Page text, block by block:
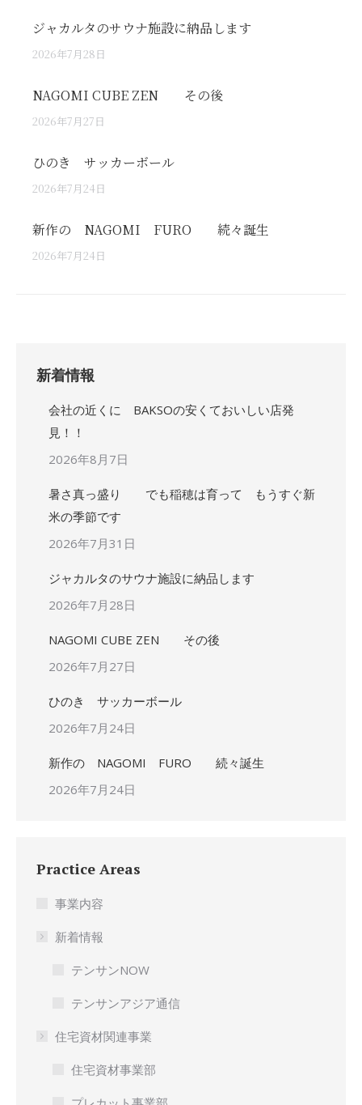
ジャカルタのサウナ施設に納品します
2026年7月28日
NAGOMI CUBE ZEN その後
2026年7月27日
ひのき サッカーボール
2026年7月24日
新作の NAGOMI FURO 続々誕生
2026年7月24日
新着情報
会社の近くに BAKSOの安くておいしい店発
見！！
2026年8月7日
暑さ真っ盛り でも稲穂は育って もうすぐ新
米の季節です
2026年7月31日
ジャカルタのサウナ施設に納品します
2026年7月28日
NAGOMI CUBE ZEN その後
2026年7月27日
ひのき サッカーボール
2026年7月24日
新作の NAGOMI FURO 続々誕生
2026年7月24日
Practice Areas
事業内容
新着情報
テンサンNOW
テンサンアジア通信
住宅資材関連事業
住宅資材事業部